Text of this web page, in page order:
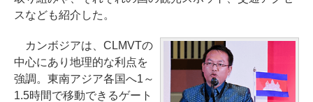
スなども紹介した。
カンボジアは、CLMVTの
中心にあり地理的な利点を
強調。東南アジア各国へ1～
1.5時間で移動できるゲート